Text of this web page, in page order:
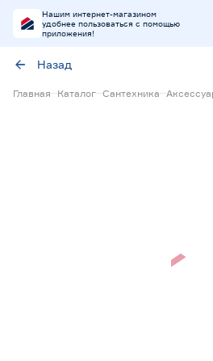
Нашим интернет-магазином
удобнее пользоваться с помощью
приложения!
Назад
Главная Каталог Сантехника